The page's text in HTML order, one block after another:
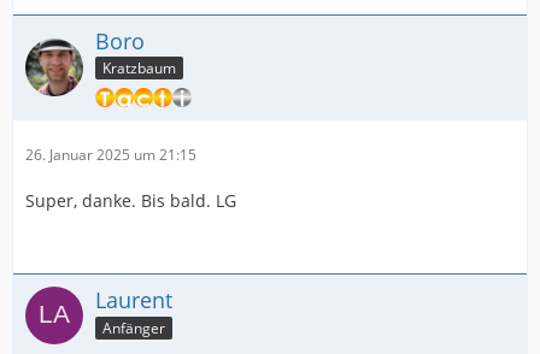
Boro
Kratzbaum
26. Januar 2025 um 21:15
Super, danke. Bis bald. LG
Laurent
Anfänger